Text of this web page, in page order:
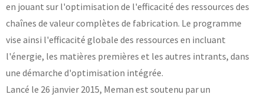
Laboratoires communs
Carnot
Fondation Cetim
Publications scientifiques
Librairie
AGRÉMENTS ET RECONNAISSANCES QSE
Certifications qualité
Cofrac Étalonnage
Cofrac Essai
MASE
QUI SOMMES-NOUS ?
en jouant sur l'optimisation de l'efficacité des ressources des
chaînes de valeur complètes de fabrication. Le programme
vise ainsi l'efficacité globale des ressources en incluant
l'énergie, les matières premières et les autres intrants, dans
une démarche d'optimisation intégrée.
Lancé le 26 janvier 2015, Meman est soutenu par un